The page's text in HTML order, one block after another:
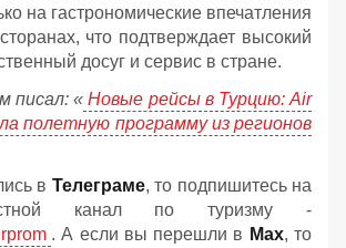
на гастрономические впечатления
что подтверждает высокий
досуг и сервис в стране.
писал: « Новые рейсы в Турцию: Air
полетную программу из регионов
в Телеграме, то подпишитесь на
канал по туризму -
. А если вы перешли в Мах, то